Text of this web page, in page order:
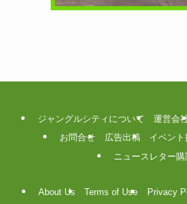
ジャングルシティについて 運営会
お問合せ
広告出稿
イベン
ニュースレター購
About Us Terms of Use Privacy